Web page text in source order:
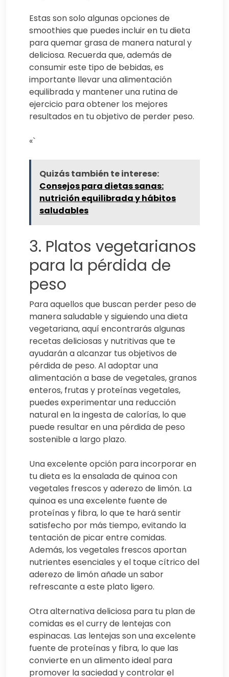
Estas son solo algunas opciones de
smoothies que puedes incluir en tu dieta
para quemar grasa de manera natural y
deliciosa. Recuerda que, además de
consumir este tipo de bebidas, es
importante llevar una alimentación
equilibrada y mantener una rutina de
ejercicio para obtener los mejores
resultados en tu objetivo de perder peso.
«`
Quizás también te interese:
Consejos para dietas sanas:
nutrición equilibrada y hábitos
saludables
3. Platos vegetarianos
para la pérdida de
peso
Para aquellos que buscan perder peso de
manera saludable y siguiendo una dieta
vegetariana, aquí encontrarás algunas
recetas deliciosas y nutritivas que te
ayudarán a alcanzar tus objetivos de
pérdida de peso. Al adoptar una
alimentación a base de vegetales, granos
enteros, frutas y proteínas vegetales,
puedes experimentar una reducción
natural en la ingesta de calorías, lo que
puede resultar en una pérdida de peso
sostenible a largo plazo.
Una excelente opción para incorporar en
tu dieta es la ensalada de quinoa con
vegetales frescos y aderezo de limón. La
quinoa es una excelente fuente de
proteínas y fibra, lo que te hará sentir
satisfecho por más tiempo, evitando la
tentación de picar entre comidas.
Además, los vegetales frescos aportan
nutrientes esenciales y el toque cítrico del
aderezo de limón añade un sabor
refrescante a este plato ligero.
Otra alternativa deliciosa para tu plan de
comidas es el curry de lentejas con
espinacas. Las lentejas son una excelente
fuente de proteínas y fibra, lo que las
convierte en un alimento ideal para
promover la saciedad y controlar el